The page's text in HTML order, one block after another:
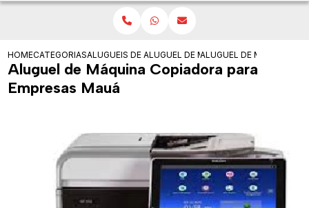
HOMECATEGORIASALUGUEIS DE COPIADORASALUGUEL DE MAQUINA COPIADORA
ALUGUEL DE MAQUINA
Aluguel de Máquina Copiadora para
Empresas Mauá